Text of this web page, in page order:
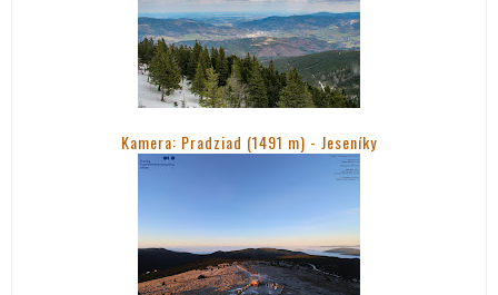
Kamera: Pradziad (1491 m) - Jeseníky